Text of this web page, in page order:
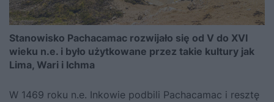
Stanowisko Pachacamac rozwijało się od V do XVI
wieku n.e. i było użytkowane przez takie kultury jak
Lima, Wari i Ichma
W 1469 roku n.e. Inkowie podbili Pachacamac i resztę